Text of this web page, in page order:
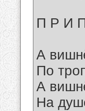
П Р И
А
По
А
На